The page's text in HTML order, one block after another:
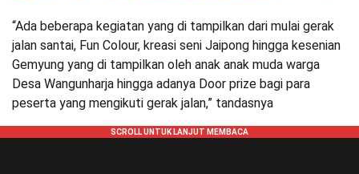
“Ada beberapa kegiatan yang di tampilkan dari mulai gerak
jalan santai, Fun Colour, kreasi seni Jaipong hingga kesenian
Gemyung yang di tampilkan oleh anak anak muda warga
Desa Wangunharja hingga adanya Door prize bagi para
peserta yang mengikuti gerak jalan,” tandasnya